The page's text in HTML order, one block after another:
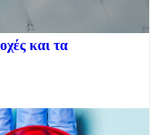
και τα